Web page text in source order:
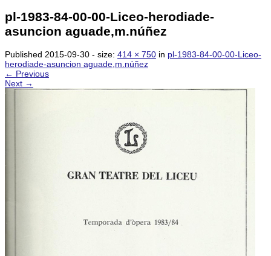
pl-1983-84-00-00-Liceo-herodiade-
asuncion aguade,m.núñez
Published 2015-09-30 - size: 414 × 750 in pl-1983-84-00-00-Liceo-
herodiade-asuncion aguade,m.núñez
← Previous
Next →